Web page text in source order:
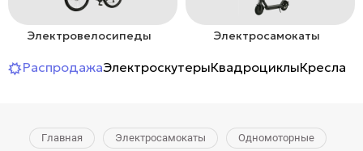
Электровелосипеды Электросамокаты
РаспродажаЭлектроскутерыКвадроциклыКресла-
Главная Электросамокаты Одномоторные